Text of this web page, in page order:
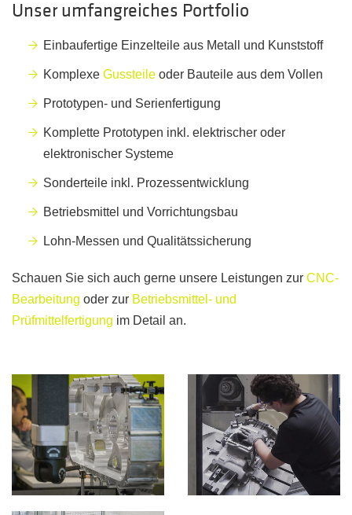
Unser umfangreiches Portfolio
Einbaufertige Einzelteile aus Metall und Kunststoff
Komplexe Gussteile oder Bauteile aus dem Vollen
Prototypen- und Serienfertigung
Komplette Prototypen inkl. elektrischer oder
elektronischer Systeme
Sonderteile inkl. Prozessentwicklung
Betriebsmittel und Vorrichtungsbau
Lohn-Messen und Qualitätssicherung
Schauen Sie sich auch gerne unsere Leistungen zur CNC-
Bearbeitung oder zur Betriebsmittel- und
Prüfmittelfertigung im Detail an.